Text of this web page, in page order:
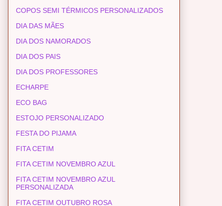
COPOS SEMI TÉRMICOS PERSONALIZADOS
DIA DAS MÃES
DIA DOS NAMORADOS
DIA DOS PAIS
DIA DOS PROFESSORES
ECHARPE
ECO BAG
ESTOJO PERSONALIZADO
FESTA DO PIJAMA
FITA CETIM
FITA CETIM NOVEMBRO AZUL
FITA CETIM NOVEMBRO AZUL
PERSONALIZADA
FITA CETIM OUTUBRO ROSA